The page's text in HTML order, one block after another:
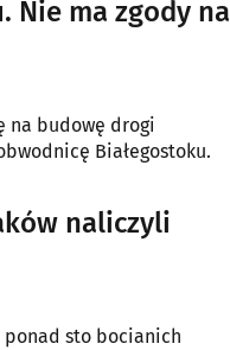
Nie ma zgody na
na budowę drogi
Białegostoku.
naliczyli
ponad sto bocianich